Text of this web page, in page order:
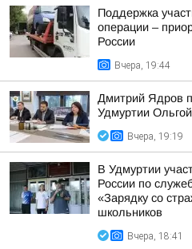
Поддержка
операции –
России
Вчера, 19:44
Дмитрий Ядров
Удмуртии
Вчера, 19:19
В Удмуртии
России по
«Зарядку со
школьников
Вчера, 18:41